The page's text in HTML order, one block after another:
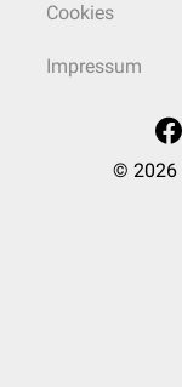
Cookies
Impressum
© 2026